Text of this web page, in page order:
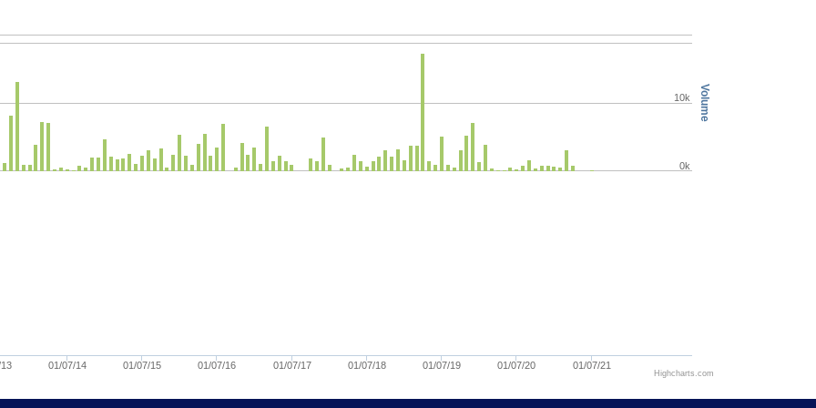
Volume
01/07/16 01/07/21
01/07/14 01/07/15 01/07/17 01/07/18 01/07/19 01/07/20
0k
10k
Highcharts.com